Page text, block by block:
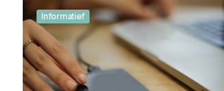
Informatief